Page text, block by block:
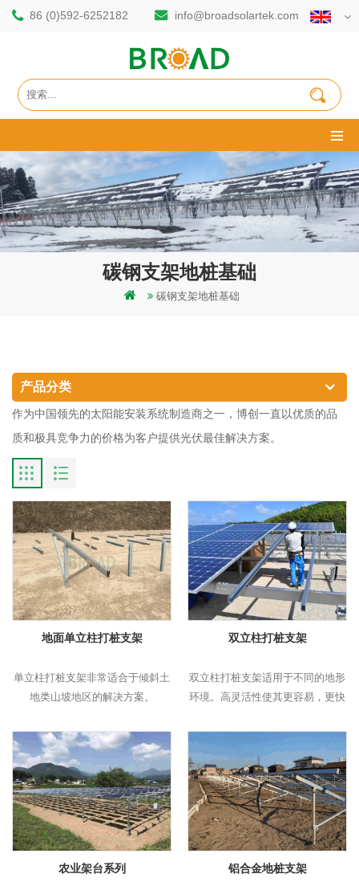
86 (0)592-6252182 info@broadsolartek.com
碳钢支架地桩基础
碳钢支架地桩基础
产品分类
作为中国领先的太阳能安装系统制造商之一，博创一直以优质的品
质和极具竞争力的价格为客户提供光伏最佳解决方案。
地面单立柱打桩支架
单立柱打桩支架非常适合于倾斜土
地类山坡地区的解决方案。
双立柱打桩支架
双立柱打桩支架适用于不同的地形
环境。高灵活性使其更容易，更快
农业架台系列 铝合金地桩支架